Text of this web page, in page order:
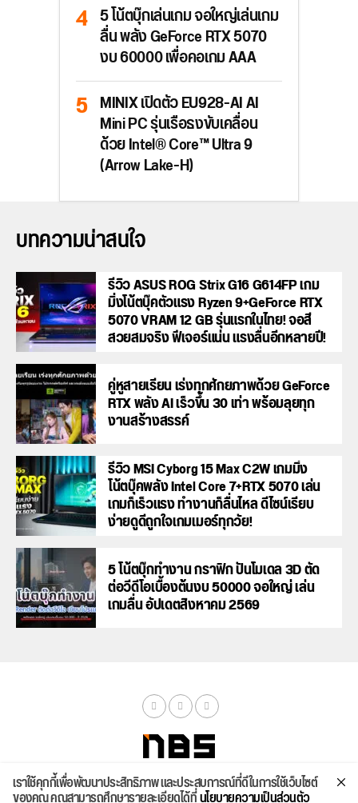
5 โน้ตบุ๊กเล่นเกม จอใหญ่เล่นเกม
ลื่น พลัง GeForce RTX 5070
งบ 60000 เพื่อคอเกม AAA
MINIX เปิดตัว EU928-AI AI
Mini PC รุ่นเรือธงขับเคลื่อน
ด้วย Intel® Core™ Ultra 9
(Arrow Lake-H)
บทความน่าสนใจ
รีวิว ASUS ROG Strix G16 G614FP เกม
มิ่งโน้ตบุ๊คตัวแรง Ryzen 9+GeForce RTX
5070 VRAM 12 GB รุ่นแรกในไทย! จอสี
สวยสมจริง ฟีเจอร์แน่น แรงลื่นอีกหลายปี!
คู่หูสายเรียน เร่งทุกศักยภาพด้วย GeForce
RTX พลัง AI เร็วขึ้น 30 เท่า พร้อมลุยทุก
งานสร้างสรรค์
รีวิว MSI Cyborg 15 Max C2W เกมมิ่ง
โน้ตบุ๊คพลัง Intel Core 7+RTX 5070 เล่น
เกมก็เร็วแรง ทำงานก็ลื่นไหล ดีไซน์เรียบ
ง่ายดูดีถูกใจเกมเมอร์ทุกวัย!
5 โน้ตบุ๊กทำงาน กราฟิก ปั้นโมเดล 3D ตัด
ต่อวีดีโอเบื้องต้นงบ 50000 จอใหญ่ เล่น
เกมลื่น อัปเดตสิงหาคม 2569
จัดสเปค ค้นหา บทความ รีวิวล่าสุด บทความยอดนิยม ติดต่อเรา
เราใช้คุกกี้เพื่อพัฒนาประสิทธิภาพ และประสบการณ์ที่ดีในการใช้เว็บไซต์